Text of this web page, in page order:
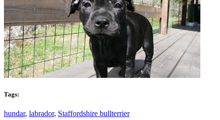
Tags:
hundar, labrador, Staffordshire bullterrier